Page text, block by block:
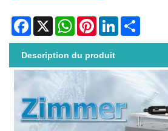
Facebook
X WhatsAppPinterestLinkedIn
Description du produit